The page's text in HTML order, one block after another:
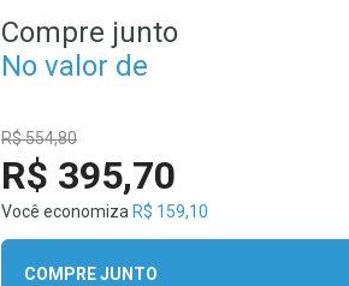
Compre junto
No valor de
R$ 554,80
R$ 395,70
Você economiza R$ 159,10
COMPRE JUNTO